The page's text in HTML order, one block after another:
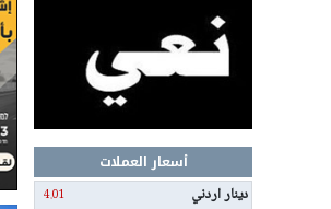
أسعار العملات
دينار اردني
4.01